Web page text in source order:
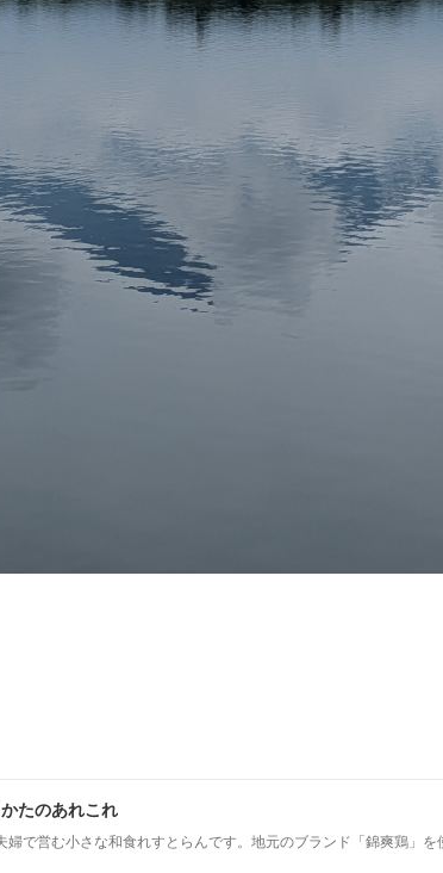
たのあれこれ
婦で営む小さな和食れすとらんです。地元のブランド「錦爽鶏」を